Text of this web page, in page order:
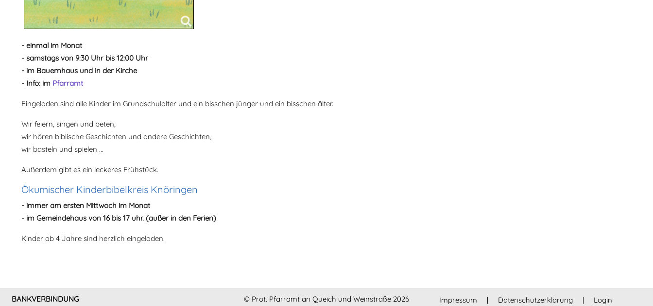
- einmal im Monat
- samstags von 9:30 Uhr bis 12:00 Uhr
- im Bauernhaus und in der Kirche
- Info: im Pfarramt
Eingeladen sind alle Kinder im Grundschulalter und ein bisschen jünger und ein bisschen älter.
Wir feiern, singen und beten,
wir hören biblische Geschichten und andere Geschichten,
wir basteln und spielen ...
Außerdem gibt es ein leckeres Frühstück.
Ökumischer Kinderbibelkreis Knöringen
- immer am ersten Mittwoch im Monat
- im Gemeindehaus von 16 bis 17 uhr. (außer in den Ferien)
Kinder ab 4 Jahre sind herzlich eingeladen.
BANKVERBINDUNG © Prot. Pfarramt an Queich und Weinstraße 2026 Impressum | Datenschutzerklärung | Login